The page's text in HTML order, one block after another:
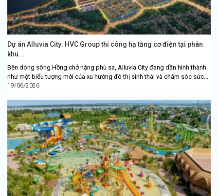
Dự án Alluvia City: HVC Group thi công hạ tầng cơ điện tại phân
khu...
Bên dòng sông Hồng chở nặng phù sa, Alluvia City đang dần hình thành
như một biểu tượng mới của xu hướng đô thị sinh thái và chăm sóc sức...
19/06/2026